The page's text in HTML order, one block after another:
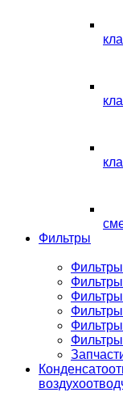
Фильтры